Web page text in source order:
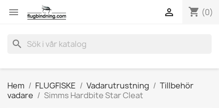
 shopping_cart (0)

search
Hem FLUGFISKE Vadarutrustning
Tillbehör
vadare
Simms Hardbite Star Cleat